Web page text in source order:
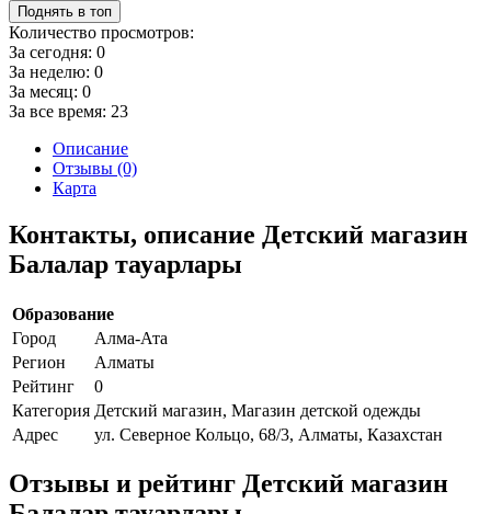
Поднять в топ
Количество просмотров:
За сегодня: 0
За неделю: 0
За месяц: 0
За все время: 23
Описание
Отзывы (0)
Карта
Контакты, описание Детский магазин
Балалар тауарлары
Образование
Город
Алма-Ата
Регион
Алматы
Рейтинг
0
Категория Детский магазин, Магазин детской одежды
Адрес
ул. Северное Кольцо, 68/3, Алматы, Казахстан
Отзывы и рейтинг Детский магазин